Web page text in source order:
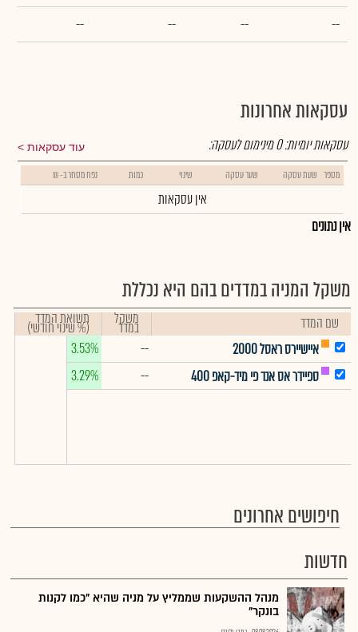
--
--
--
--
עסקאות אחרונות
עוד עסקאות עסקאות יומיות:0מינימום לעסקה:
מספר שעת עסקה שער עסקה שינוי כמות נפח מסחר ב- ₪
אין עסקאות
אין נתונים
משקל המניה במדדים בהם היא נכללת
שם המדד משקל
במדד תשואת המדד
(% שינוי חודשי)
איישיירס ראסל 2000
--
3.53%
ספיידר אס אנד פי מיד-קאפ 400
--
3.29%
חיפושים אחרונים
חדשות
מנהל ההשקעות שממליץ על מניה שהיא "כמו לקנות
בונקר"